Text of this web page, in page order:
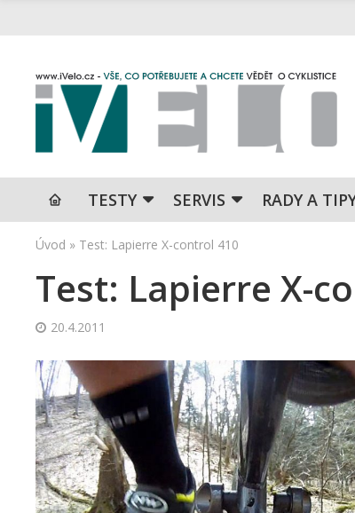
TESTY SERVIS RADY A
Úvod » Test: Lapierre X-control 410
Test: Lapierre X-
20.4.2011